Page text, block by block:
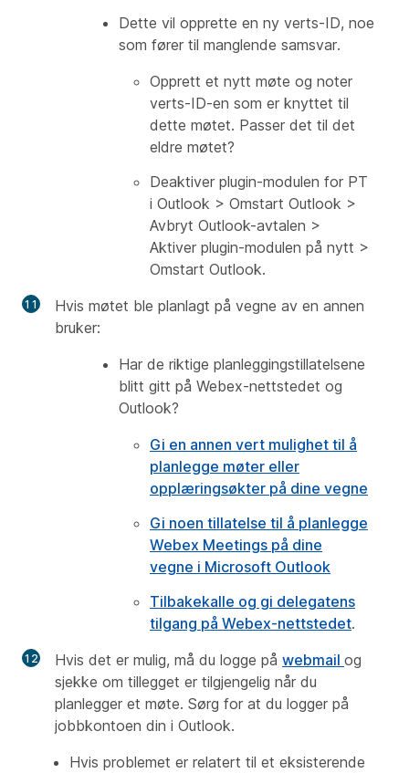
Dette vil opprette en ny verts-ID, noe
som fører til manglende samsvar.
Opprett et nytt møte og noter
verts-ID-en som er knyttet til
dette møtet. Passer det til det
eldre møtet?
Deaktiver plugin-modulen for PT
i Outlook > Omstart Outlook >
Avbryt Outlook-avtalen >
Aktiver plugin-modulen på nytt >
Omstart Outlook.
Hvis møtet ble planlagt på vegne av en annen
bruker:
Har de riktige planleggingstillatelsene
blitt gitt på Webex-nettstedet og
Outlook?
Gi en annen vert mulighet til å
planlegge møter eller
opplæringsøkter på dine vegne
Gi noen tillatelse til å planlegge
Webex Meetings på dine
vegne i Microsoft Outlook
Tilbakekalle og gi delegatens
tilgang på Webex-nettstedet.
Hvis det er mulig, må du logge på webmail og
sjekke om tillegget er tilgjengelig når du
planlegger et møte. Sørg for at du logger på
jobbkontoen din i Outlook.
Hvis problemet er relatert til et eksisterende